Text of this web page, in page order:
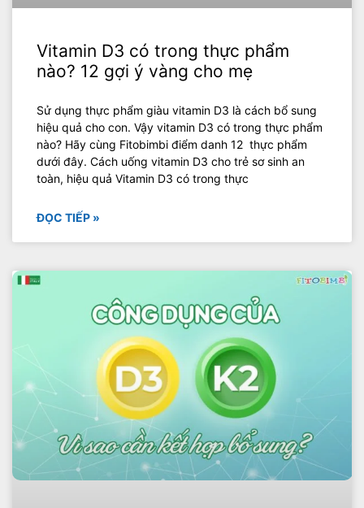
Vitamin D3 có trong thực phẩm
nào? 12 gợi ý vàng cho mẹ
Sử dụng thực phẩm giàu vitamin D3 là cách bổ sung
hiệu quả cho con. Vậy vitamin D3 có trong thực phẩm
nào? Hãy cùng Fitobimbi điểm danh 12 thực phẩm
dưới đây. Cách uống vitamin D3 cho trẻ sơ sinh an
toàn, hiệu quả Vitamin D3 có trong thực
ĐỌC TIẾP »